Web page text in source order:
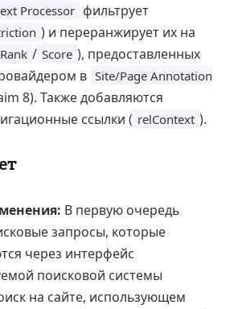
Processor фильтрует
) и переранжирует их на
Rank / Score ), предоставленных
в Site/Page Annotation
8). Также добавляются
ссылки ( relContext ).
В первую очередь
запросы, которые
через интерфейс
поисковой системы
на сайте, использующем